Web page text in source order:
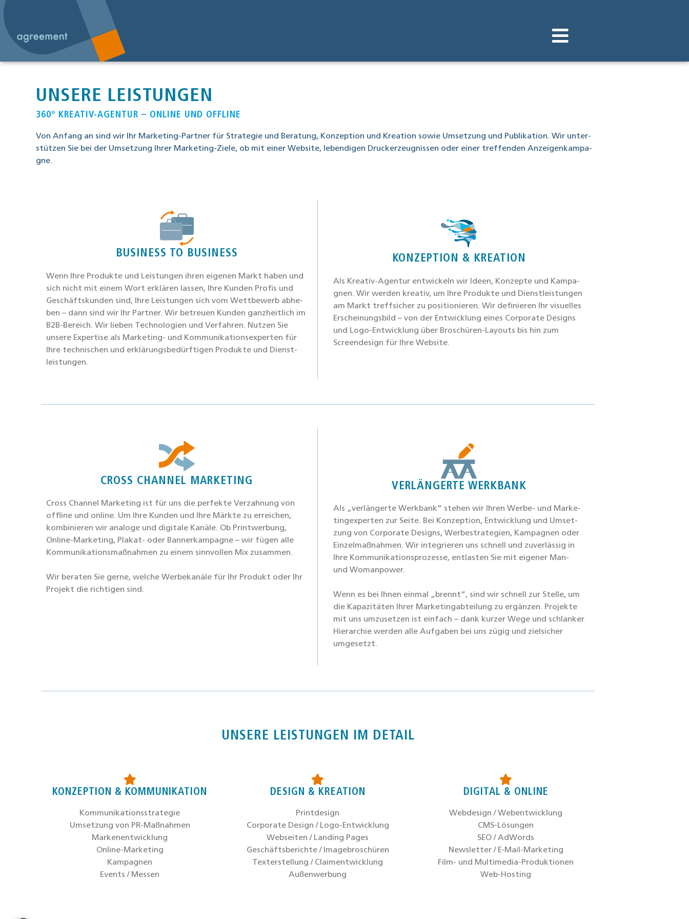
UNSERE LEISTUNGEN
360º KREATIV-AGENTUR – ONLINE UND OFFLINE
Von Anfang an sind wir Ihr Mar­ke­ting-Part­ner für Stra­te­gie und Bera­tung, Kon­zep­ti­on und Krea­ti­on sowie Umset­zung und Publi­ka­ti­on. Wir unter­
stüt­zen Sie bei der Umset­zung Ihrer Mar­ke­ting-Zie­le, ob mit einer Web­site, leben­di­gen Druckerzeug­nis­sen oder einer tref­fen­den Anzei­gen­kam­pa­
gne.
BUSINESS TO BUSINESS
Wenn Ihre Pro­duk­te und Leis­tun­gen ihren eige­nen Markt haben und
sich nicht mit einem Wort erklä­ren las­sen, Ihre Kun­den Pro­fis und
Geschäfts­kun­den sind, Ihre Leis­tun­gen sich vom Wett­be­werb abhe­
ben – dann sind wir Ihr Part­ner. Wir betreu­en Kun­den ganz­heit­lich im
B2B-Bereich. Wir lie­ben Tech­no­lo­gien und Ver­fah­ren. Nut­zen Sie
unse­re Exper­ti­se als Mar­ke­ting- und Kom­mu­ni­ka­ti­ons­exper­ten für
Ihre tech­ni­schen und erklä­rungs­be­dürf­ti­gen Pro­duk­te und Dienst­
leis­tun­gen.
KONZEPTION & KREATION
Als Krea­tiv-Agen­tur ent­wi­ckeln wir Ideen, Kon­zep­te und Kam­pa­
gnen. Wir wer­den krea­tiv, um Ihre Pro­duk­te und Dienst­leis­tun­gen
am Markt treff­si­cher zu posi­tio­nie­ren. Wir defi­nie­ren Ihr visu­el­les
Erschei­nungs­bild – von der Ent­wick­lung eines Cor­po­ra­te Designs
und Logo-Ent­wick­lung über Bro­schü­ren-Lay­outs bis hin zum
Screen­de­sign für Ihre Web­site.
CROSS CHANNEL MARKETING
Cross Chan­nel Mar­ke­ting ist für uns die per­fek­te Ver­zah­nung von
off­line und online. Um Ihre Kun­den und Ihre Märk­te zu errei­chen,
kom­bi­nie­ren wir ana­lo­ge und digi­ta­le Kanä­le. Ob Print­wer­bung,
Online-Mar­ke­ting, Pla­kat- oder Ban­ner­kam­pa­gne – wir fügen alle
Kom­mu­ni­ka­ti­ons­maß­nah­men zu einem sinn­vol­len Mix zusam­men.
Wir bera­ten Sie ger­ne, wel­che Wer­be­ka­nä­le für Ihr Pro­dukt oder Ihr
Pro­jekt die rich­ti­gen sind.
VERLÄNGERTE WERKBANK
Als „ver­län­ger­te Werk­bank“ ste­hen wir Ihren Wer­be- und Mar­ke­
ting­ex­per­ten zur Sei­te. Bei Kon­zep­ti­on, Ent­wick­lung und Umset­
zung von Cor­po­ra­te Designs, Wer­be­stra­te­gien, Kam­pa­gnen oder
Ein­zel­maß­nah­men. Wir inte­grie­ren uns schnell und zuver­läs­sig in
Ihre Kom­mu­ni­ka­ti­ons­pro­zes­se, ent­las­ten Sie mit eige­ner Man-
und Wom­an­power.
Wenn es bei Ihnen ein­mal „brennt“, sind wir schnell zur Stel­le, um
die Kapa­zi­tä­ten Ihrer Mar­ke­ting­ab­tei­lung zu ergän­zen. Pro­jek­te
mit uns umzu­set­zen ist ein­fach – dank kur­zer Wege und schlan­ker
Hier­ar­chie wer­den alle Auf­ga­ben bei uns zügig und ziel­si­cher
umge­setzt.
UNSERE LEISTUNGEN IM DETAIL
KONZEPTION & KOMMUNIKATION
Kom­mu­ni­ka­ti­ons­stra­te­gie
Umset­zung von PR-Maß­nah­men
Mar­ken­ent­wick­lung
Online-Mar­ke­ting
Kam­pa­gnen
Events / Mes­sen
DESIGN & KREATION
Print­de­sign
Cor­po­ra­te Design / Logo-Ent­wick­lung
Web­sei­ten / Landing Pages
Geschäfts­be­rich­te / Image­bro­schü­ren
Tex­terstel­lung / Clai­m­ent­wick­lung
Außen­wer­bung
DIGITAL & ONLINE
Web­de­sign / Web­ent­wick­lung
CMS-Lösun­gen
SEO / AdWords
News­let­ter / E‑Mail-Mar­ke­ting
Film- und Mul­ti­me­dia-Pro­duk­tio­nen
Web-Hos­ting